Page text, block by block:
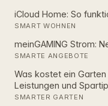
iCloud Home: So
SMART WOHNEN
meinGAMING Strom:
SMARTE ANGEBOTE
Was kostet ein Garten
Leistungen und
SMARTER GARTEN